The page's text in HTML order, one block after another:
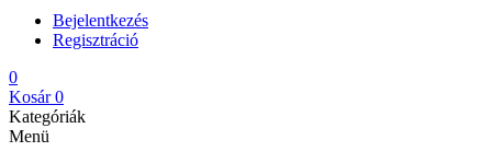
Bejelentkezés
Regisztráció
0
Kosár 0
Kategóriák
Menü